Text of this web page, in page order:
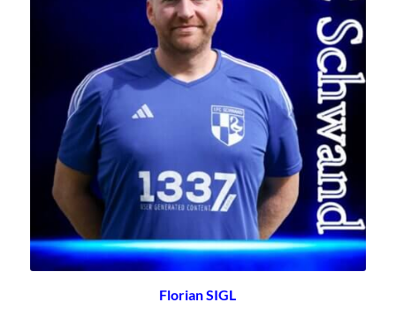
Florian SIGL